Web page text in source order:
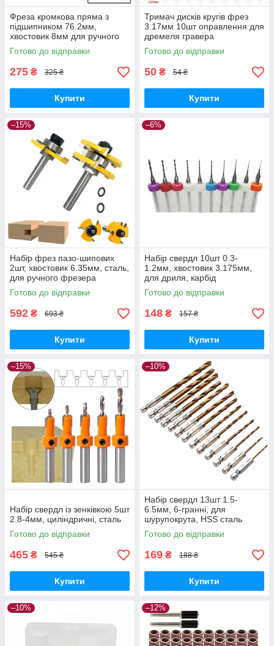
Фреза кромкова пряма з
підшипником 76.2мм,
хвостовик 8мм для ручного
фрезера
Готово до відправки
275 ₴ 325 ₴
Купити
Тримач дисків кругів фрез
3.17мм 10шт оправлення для
дремеля гравера
Готово до відправки
50 ₴ 54 ₴
Купити
–15%
Набір фрез пазо-шипових
2шт, хвостовик 6.35мм, сталь,
для ручного фрезера
Готово до відправки
592 ₴ 693 ₴
Купити
–6%
Набір свердл 10шт 0.3-
1.2мм, хвостовик 3.175мм,
для дриля, карбід
вольфрама
Готово до відправки
148 ₴ 157 ₴
Купити
–15%
Набір свердл із зенківкою 5шт
2.8-4мм, циліндричні, сталь
Готово до відправки
465 ₴ 545 ₴
Купити
–10%
Набір свердл 13шт 1.5-
6.5мм, 6-гранні, для
шурупокрута, HSS сталь
Готово до відправки
169 ₴ 188 ₴
Купити
–10% –12%